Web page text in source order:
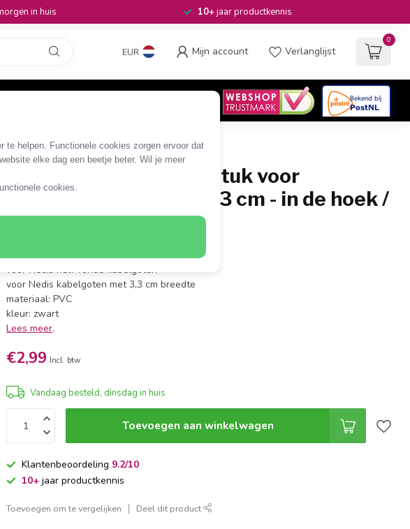
te helpen. Functionele cookies zorgen ervoor dat
elke dag een beetje beter. Wil je meer
cookies.
in huis 10+jaar productkennis
EUR Mijn account Verlanglijst
0
CMDT3300BK
Nedis kunststof hoekstuk voor
kabelgoot half-rond 3,3 cm - in de hoek /
zwart
hoekstuk voor Nedis kabelgoot (in de hoek)
voor Nedis half-ronde kabelgoten
voor Nedis kabelgoten met 3,3 cm breedte
materiaal: PVC
kleur: zwart
Lees meer.
€2,99 Incl. btw
Vandaag besteld, dinsdag in huis
Toevoegen aan winkelwagen
Klantenbeoordeling 9.2/10
10+ jaar productkennis
Toevoegen om te vergelijken Deel dit product